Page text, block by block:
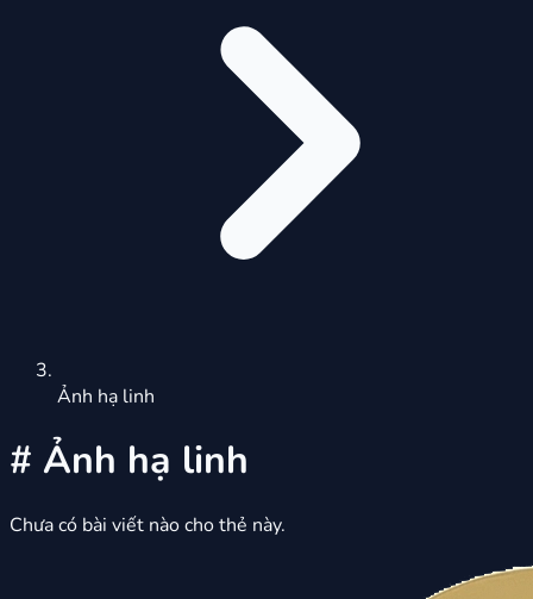
Ảnh hạ linh
# Ảnh hạ linh
Chưa có bài viết nào cho thẻ này.